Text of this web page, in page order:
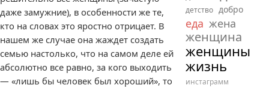
даже замужние), в особенности же те,
кто на словах это яростно отрицает. В
нашем же случае она жаждет создать
семью настолько, что на самом деле ей
абсолютно все равно, за кого выходить
— «лишь бы человек был хороший», то
детство добро
еда жена
женщина
женщины
жизнь
инстаграмм